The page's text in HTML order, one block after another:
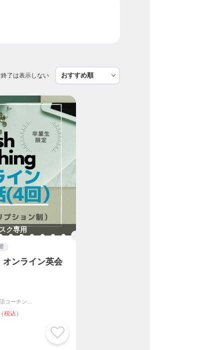
了は表示しない
ク専用
オンライン英会
初心者オンライン英語コーチング|English Coaching Academy Tokyo
（税込）